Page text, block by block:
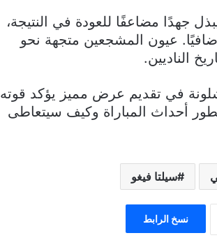
جهدًا مضاعفًا للعودة في النتيجة،
عيون المشجعين متجهة نحو
الناديين.
في تقديم عرض مميز يؤكد قوته
أحداث المباراة وكيف سيتعاطى
سيلتا فيغو
نسخ الرابط